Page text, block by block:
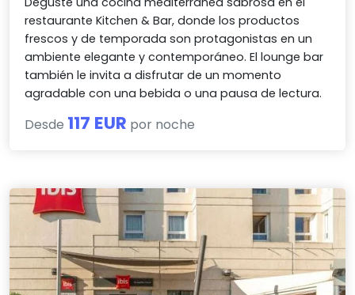
restaurante Kitchen & Bar, donde los productos
frescos y de temporada son protagonistas en un
ambiente elegante y contemporáneo. El lounge bar
también le invita a disfrutar de un momento
agradable con una bebida o una pausa de lectura.
Desde 117 EUR por noche